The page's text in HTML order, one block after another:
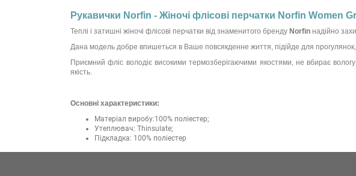
Рукавички Norfin - Жіночі флісові перчатки Norfin Women
Теплі і затишні жіночі флісові перчатки від знаменитого бренду Norfin надійно
Дана модель добре впишеться в Ваше повсякденне життя, підійде для прогулянок,
Приємний фліс володіє високими термозберігаючими якостями, не вбирає
якість.
Основні характеристики:
Матеріал виробу:100% поліестер;
Утеплювач: Thinsulate;
Підкладка: 100% поліестер